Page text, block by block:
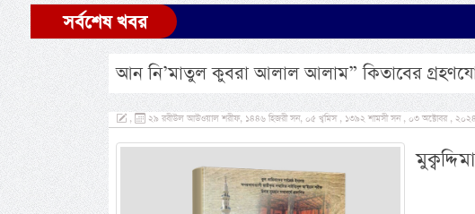
সর্বশেষ খবর
আন নি’মাতুল কুবরা আলাল আলাম” কিতাবের
, ২৯ রবীউল আউওয়াল শরীফ, ১৪৪৬ হিজরী সন, ০৫ খ্বমিস , ১৩৯২ শামসী সন , ০৩ অক্টোবর ,
মুক্বদ্দিমা